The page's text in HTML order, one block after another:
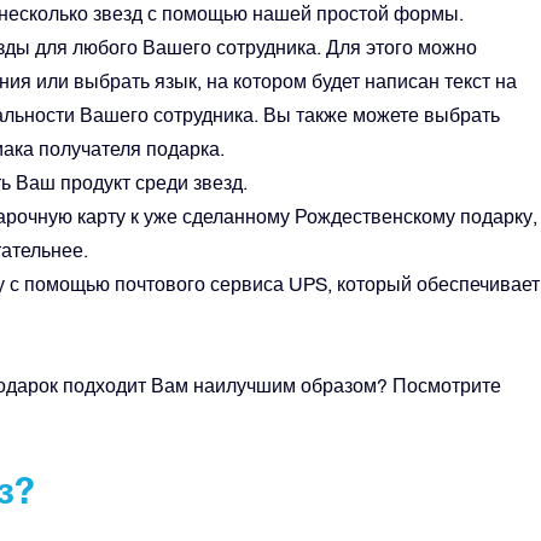
несколько звезд с помощью нашей простой формы.
для любого Вашего сотрудника. Для этого можно
или выбрать язык, на котором будет написан текст на
Вашего сотрудника. Вы также можете выбрать
получателя подарка.
Ваш продукт среди звезд.
карту к уже сделанному Рождественскому подарку,
помощью почтового сервиса UPS, который обеспечивает
подходит Вам наилучшим образом? Посмотрите